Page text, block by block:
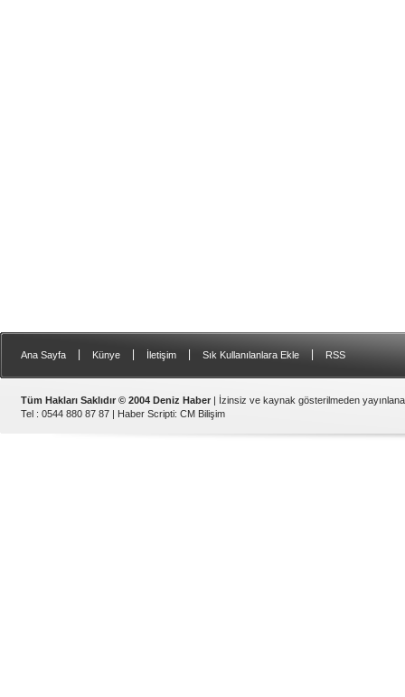
Ana Sayfa Künye İletişim Sık Kullanılanlara Ekle RSS
Tüm Hakları Saklıdır © 2004 Deniz Haber | İzinsiz ve kaynak gösterilmeden
Tel : 0544 880 87 87 | Haber Scripti: CM Bilişim